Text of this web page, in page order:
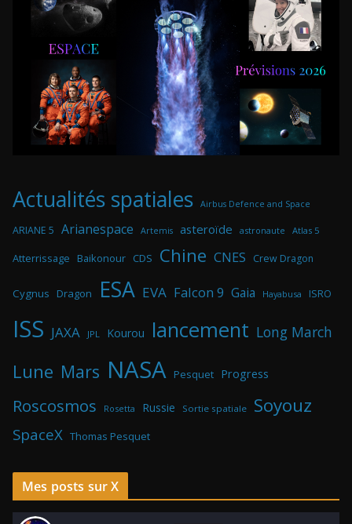
Actualités spatiales Airbus Defence and Space
ARIANE 5 Arianespace Artemis asteroïde astronaute Atlas 5
Atterrissage Baikonour CDS Chine CNES Crew Dragon
Cygnus Dragon ESA EVA Falcon 9 Gaia Hayabusa ISRO
ISS JAXA JPL Kourou lancement Long March
Lune Mars NASA Pesquet Progress
Roscosmos Rosetta Russie Sortie spatiale Soyouz
SpaceX Thomas Pesquet
Mes posts sur X